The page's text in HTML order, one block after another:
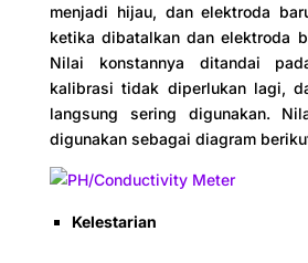
menjadi hijau, dan elektroda
ketika dibatalkan dan elektroda
Nilai konstannya ditandai
kalibrasi tidak diperlukan lagi,
langsung sering digunakan.
digunakan sebagai diagram
Kelestarian